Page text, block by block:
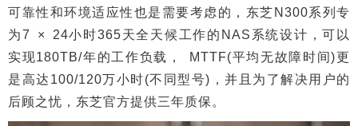
可靠性和环境适应性也是需要考虑的，东芝N300系列专
为7 × 24小时365天全天候工作的NAS系统设计，可以
实现180TB/年的工作负载， MTTF(平均无故障时间)更
是高达100/120万小时(不同型号)，并且为了解决用户的
后顾之忧，东芝官方提供三年质保。